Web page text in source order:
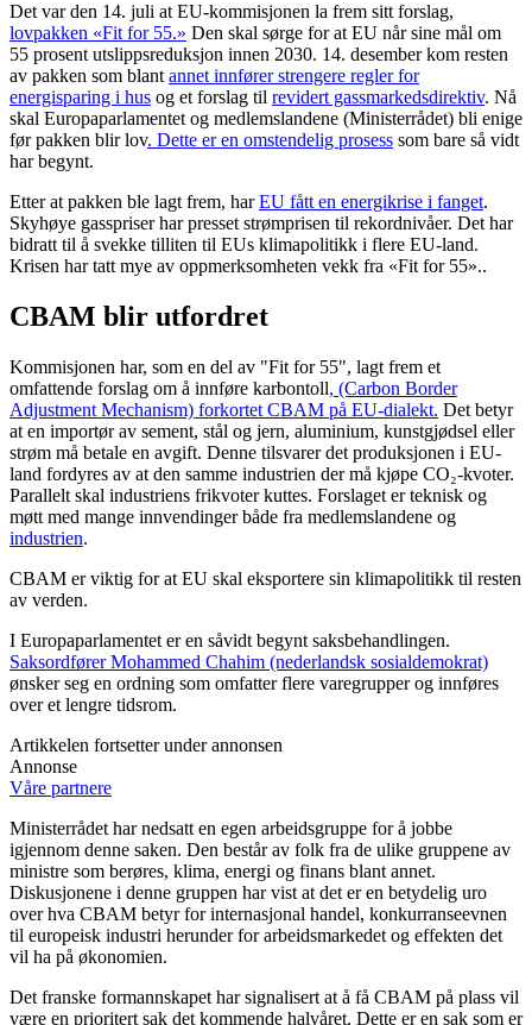
Det var den 14. juli at EU-kommisjonen la frem sitt forslag,
lovpakken «Fit for 55.» Den skal sørge for at EU når sine mål om
55 prosent utslippsreduksjon innen 2030. 14. desember kom resten
av pakken som blant annet innfører strengere regler for
energisparing i hus og et forslag til revidert gassmarkedsdirektiv. Nå
skal Europaparlamentet og medlemslandene (Ministerrådet) bli enige
før pakken blir lov. Dette er en omstendelig prosess som bare så vidt
har begynt.
Etter at pakken ble lagt frem, harEU fått en energikrise i fanget.
Skyhøye gasspriser har presset strømprisen til rekordnivåer. Det har
bidratt til å svekke tilliten til EUs klimapolitikk i flere EU-land.
Krisen har tatt mye av oppmerksomheten vekk fra «Fit for 55»..
CBAM blir utfordret
Kommisjonen har, som en del av "Fit for 55", lagt frem et
omfattende forslag om å innføre karbontoll, (Carbon Border
Adjustment Mechanism) forkortet CBAM på EU-dialekt. Det betyr
at en importør av sement, stål og jern, aluminium, kunstgjødsel eller
strøm må betale en avgift. Denne tilsvarer det produksjonen i EU-
land fordyres av at den samme industrien der må kjøpe CO₂-kvoter.
Parallelt skal industriens frikvoter kuttes. Forslaget er teknisk og
møtt med mange innvendinger både fra medlemslandene og
industrien.
CBAM er viktig for at EU skal eksportere sin klimapolitikk til resten
av verden.
I Europaparlamentet er en såvidt begynt saksbehandlingen.
Saksordfører Mohammed Chahim (nederlandsk sosialdemokrat)
ønsker seg en ordning som omfatter flere varegrupper og innføres
over et lengre tidsrom.
Artikkelen fortsetter under annonsen
Annonse
Våre partnere
Ministerrådet har nedsatt en egen arbeidsgruppe for å jobbe
igjennom denne saken. Den består av folk fra de ulike gruppene av
ministre som berøres, klima, energi og finans blant annet.
Diskusjonene i denne gruppen har vist at det er en betydelig uro
over hva CBAM betyr for internasjonal handel, konkurranseevnen
til europeisk industri herunder for arbeidsmarkedet og effekten det
vil ha på økonomien.
Det franske formannskapet har signalisert at å få CBAM på plass vil
være en prioritert sak det kommende halvåret. Dette er en sak som er